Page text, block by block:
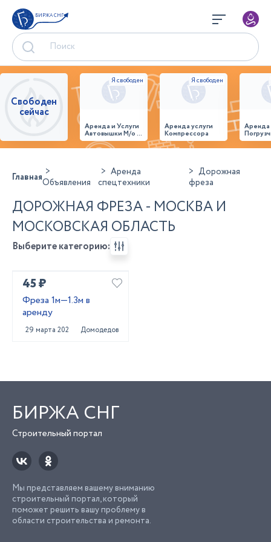
БИРЖА СНГ
Свободен
сейчас
Аренда и Услуги
Автовышки М/о г.
Домодедово
26,28,32 место
Аренда услуги
Компрессора
ГлавнаяОбъявления
Аренда
спецтехники
Дорожная
фреза
ДОРОЖНАЯ ФРЕЗА - МОСКВА И
МОСКОВСКАЯ ОБЛАСТЬ
Выберите категорию:
45 ₽
Фреза 1м—1.3м в
аренду
29 марта 2022 Домодедово
БИРЖА СНГ
Строительный портал
Мы представляем вашему вниманию
строительный портал, который
поможет решить вашу проблему в
области строительства и ремонта.